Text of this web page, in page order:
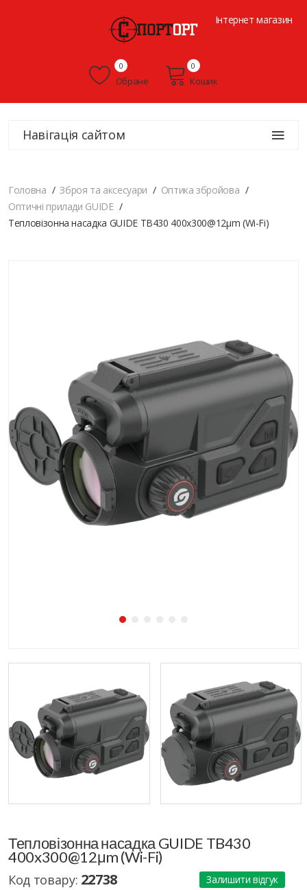
Інтернет магазин
Обране
0
Кошик
0
Навігація сайтом
Головна Зброя та аксесуари
Оптика збройова
Оптичні прилади GUIDE
Тепловізонна насадка GUIDE TB430 400x300@12μm (Wi-Fi)
Тепловізонна насадка GUIDE TB430
400x300@12μm (Wi-Fi)
Код товару: 22738
Залишити відгук